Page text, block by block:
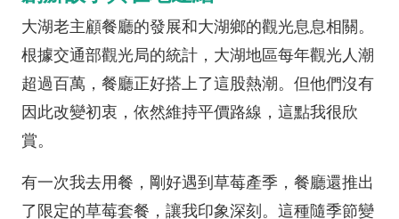
大湖老主顧餐廳的發展和大湖鄉的觀光息息相關。
根據交通部觀光局的統計，大湖地區每年觀光人潮
超過百萬，餐廳正好搭上了這股熱潮。但他們沒有
因此改變初衷，依然維持平價路線，這點我很欣
賞。
有一次我去用餐，剛好遇到草莓產季，餐廳還推出
了限定的草莓套餐，讓我印象深刻。這種隨季節變